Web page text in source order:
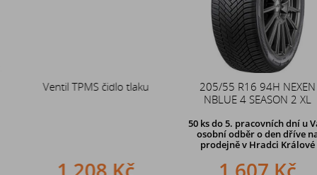
Ventil TPMS čidlo tlaku
205/55 R16 94H NEXEN
NBLUE 4 SEASON 2 XL
50 ksdo 5. pracovních dní u Vás,
osobní odběr o den dříve na
prodejněv Hradci Králové
Duše 12x4 (4.00-4) kovový
zahnutý ventil TR87